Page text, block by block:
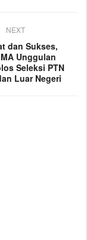
NEXT
dan Sukses,
Unggulan
Seleksi PTN
Luar Negeri